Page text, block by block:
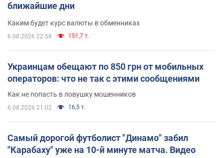
ближайшие дни
Каким будет курс валюты в обменниках
6.08.2026 22:58 151,7 т.
Украинцам обещают по 850 грн от мобильных
операторов: что не так с этими сообщениями
Как не попасть в ловушку мошенников
6.08.2026 21:02 16,5 т.
Самый дорогой футболист "Динамо" забил
"Карабаху" уже на 10-й минуте матча. Видео